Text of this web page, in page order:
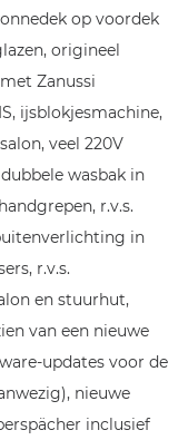
op voordek
origineel
Zanussi
ijsblokjesmachine,
veel 220V
wasbak in
r.v.s.
in
r.v.s.
en stuurhut,
van een nieuwe
updates voor de
nieuwe
inclusief